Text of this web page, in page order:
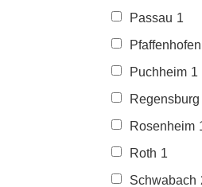
Passau 1
Puchheim 1
Regensburg
Rosenheim
Roth 1
Schwabach